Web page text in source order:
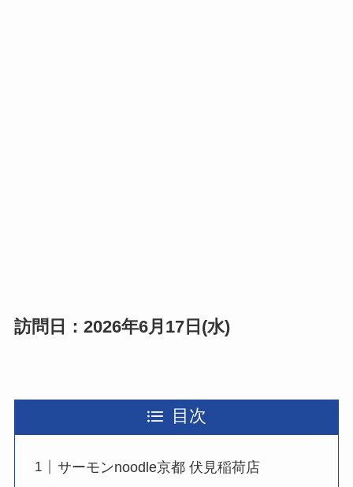
訪問日：2026年6月17日(水)
目次
サーモンnoodle京都 伏見稲荷店